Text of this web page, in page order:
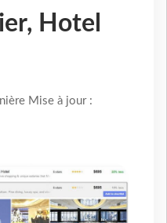
Hotel
Mise à jour :